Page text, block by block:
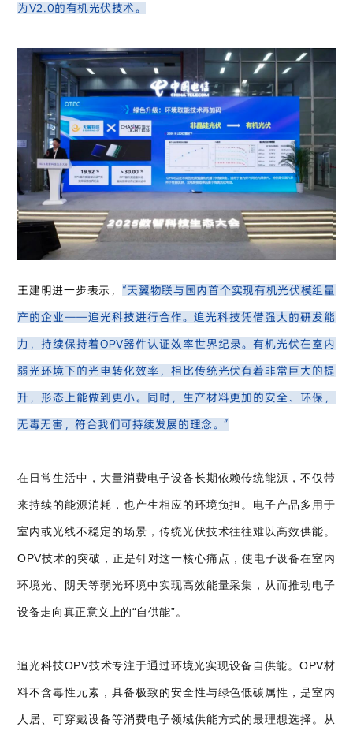
为V2.0的有机光伏技术。
王建明进一步表示， “天翼物联与国内首个实现有机光伏模组量
产的企业——追光科技进行合作。追光科技凭借强大的研发能
力，持续保持着OPV器件认证效率世界纪录。有机光伏在室内
弱光环境下的光电转化效率，相比传统光伏有着非常巨大的提
升，形态上能做到更小。同时，生产材料更加的安全、环保，
无毒无害，符合我们可持续发展的理念。”
在日常生活中，大量消费电子设备长期依赖传统能源，不仅带
来持续的能源消耗，也产生相应的环境负担。电子产品多用于
室内或光线不稳定的场景，传统光伏技术往往难以高效供能。
OPV技术的突破，正是针对这一核心痛点，使电子设备在室内
环境光、阴天等弱光环境中实现高效能量采集，从而推动电子
设备走向真正意义上的“自供能”。
追光科技OPV技术专注于通过环境光实现设备自供能。OPV材
料不含毒性元素，具备极致的安全性与绿色低碳属性，是室内
人居、可穿戴设备等消费电子领域供能方式的最理想选择。从